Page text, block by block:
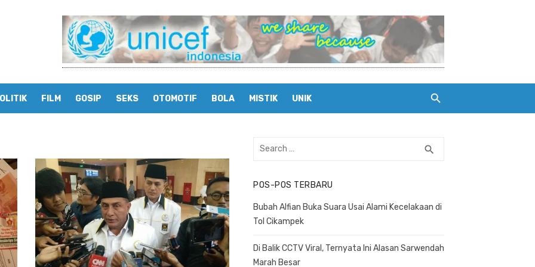
FILM GOSIP SEKS OTOMOTIF BOLA MISTIK UNIK
Search
search
POS-POS TERBARU
Bubah Alfian Buka Suara Usai Alami Kecelakaan di
Tol Cikampek
Di Balik CCTV Viral, Ternyata Ini Alasan Sarwendah
Marah Besar